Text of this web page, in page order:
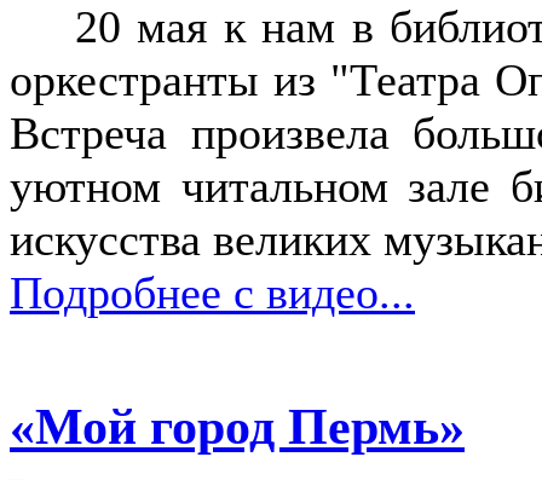
20 мая к нам в
оркестранты из "Театра
Встреча произвела
уютном читальном зале
искусства великих
Подробнее с видео...
«Мой город Пермь»